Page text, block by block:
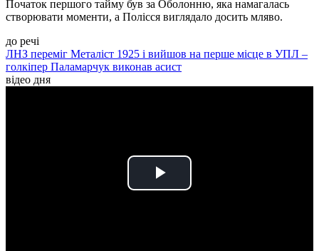
Початок першого тайму був за Оболонню, яка намагалась
створювати моменти, а Полісся виглядало досить мляво.
до речі
ЛНЗ переміг Металіст 1925 і вийшов на перше місце в УПЛ –
голкіпер Паламарчук виконав асист
відео дня
Play